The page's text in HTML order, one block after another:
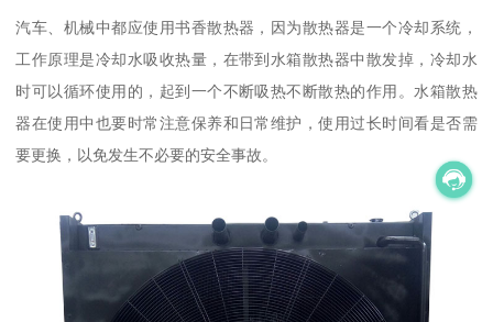
汽车、机械中都应使用书香散热器，因为散热器是一个冷却系统，
工作原理是冷却水吸收热量，在带到水箱散热器中散发掉，冷却水
时可以循环使用的，起到一个不断吸热不断散热的作用。水箱散热
器在使用中也要时常注意保养和日常维护，使用过长时间看是否需
要更换，以免发生不必要的安全事故。